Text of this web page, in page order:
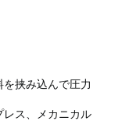
挟み込んで圧力
ス、メカニカル